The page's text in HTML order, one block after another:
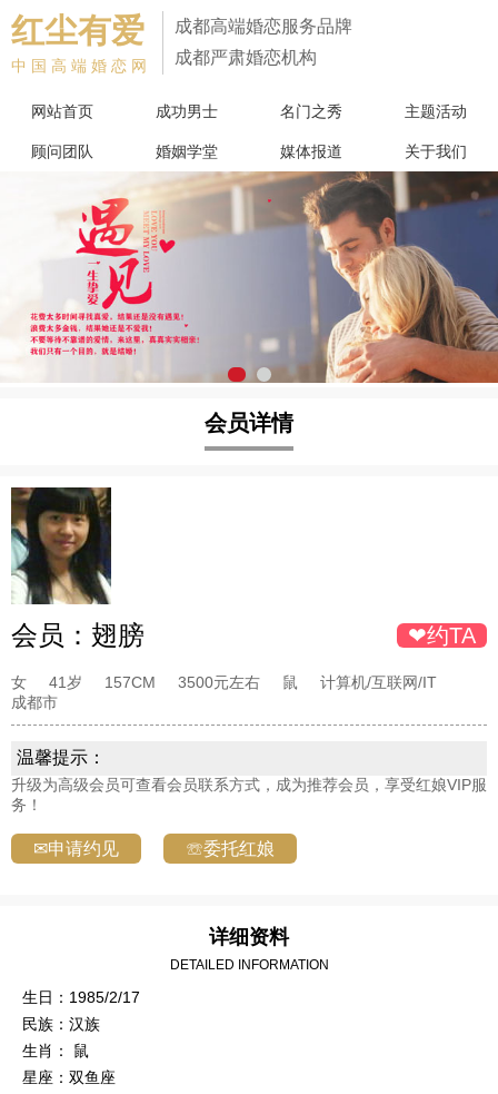
红尘有爱
中国高端婚恋网
成都高端婚恋服务品牌
成都严肃婚恋机构
网站首页 成功男士 名门之秀 主题活动
顾问团队 婚姻学堂 媒体报道 关于我们
会员详情
会员： 翅膀 ❤约TA
女 41岁 157CM 3500元左右 鼠
计算机/互联网/IT
成都市
温馨提示：
升级为高级会员可查看会员联系方式，成为推荐会员，享受红娘VIP服
务！
✉申请约见 ☏委托红娘
详细资料
DETAILED INFORMATION
生日：1985/2/17
民族：汉族
生肖： 鼠
星座：双鱼座